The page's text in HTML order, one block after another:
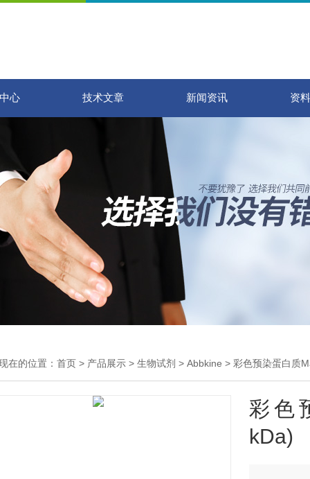
心 技术文章 新闻资讯 资
在的位置： 首页 > 产品展示 > 生物试剂 > Abbkine > 彩色预染蛋白质
彩色
kDa)